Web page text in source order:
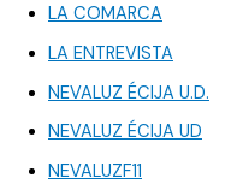
LA COMARCA
LA ENTREVISTA
NEVALUZ ÉCIJA U.D.
NEVALUZ ÉCIJA UD
NEVALUZF11